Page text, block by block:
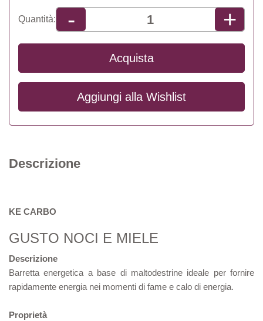
Quantità: - +
Acquista
Aggiungi alla Wishlist
Descrizione
KE CARBO
GUSTO NOCI E MIELE
Descrizione
Barretta energetica a base di maltodestrine ideale per fornire
rapidamente energia nei momenti di fame e calo di energia.
Proprietà